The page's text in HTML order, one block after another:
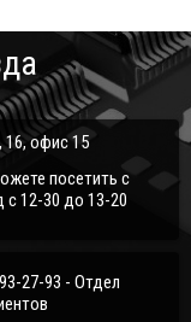
16, офис 15
посетить с
12-30 до 13-20
27-93 - Отдел